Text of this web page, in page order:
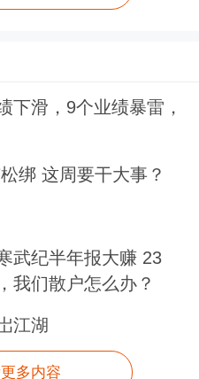
下滑，9个业绩暴雷，
绑 这周要干大事？
武纪半年报大赚 23
我们散户怎么办？
江湖
多内容